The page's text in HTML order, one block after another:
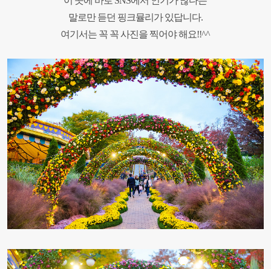
말로만 듣던 핑크뮬리가 있답니다.
여기서는 꼭 꼭 사진을 찍어야 해요!!^^